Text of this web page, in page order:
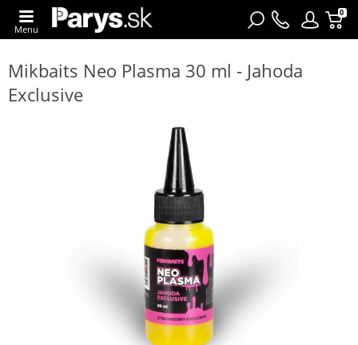
0
Menu
Mikbaits Neo Plasma 30 ml - Jahoda
Exclusive